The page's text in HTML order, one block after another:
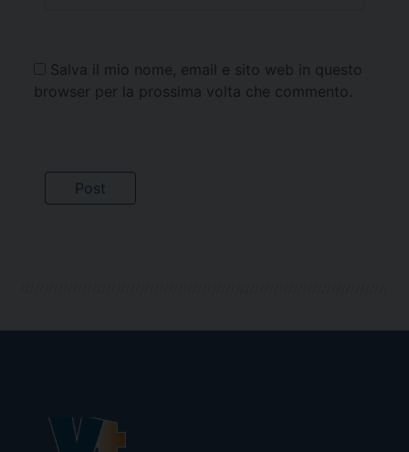
Salva il mio nome, email e sito web in questo
browser per la prossima volta che commento.